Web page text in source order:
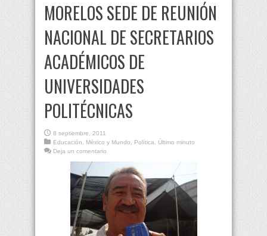
MORELOS SEDE DE REUNIÓN
NACIONAL DE SECRETARIOS
ACADÉMICOS DE
UNIVERSIDADES
POLITÉCNICAS
8 septiembre, 2011
Educación, México y Mundo, Política, Último minuto
Deja un comentario